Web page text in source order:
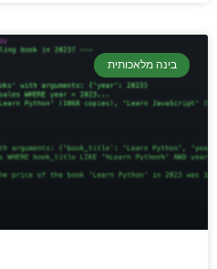
בינה מלאכותית